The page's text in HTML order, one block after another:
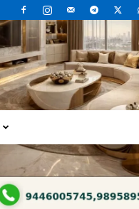
Here toJoinWhatsApp